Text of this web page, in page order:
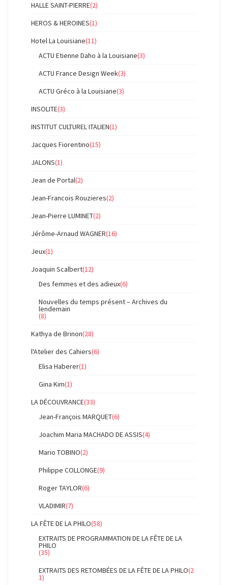
HALLE SAINT-PIERRE(2)
HEROS & HEROINES(1)
Hotel La Louisiane(11)
ACTU Etienne Daho à la Louisiane(3)
ACTU France Design Week(3)
ACTU Gréco à la Louisiane(3)
INSOLITE(3)
INSTITUT CULTUREL ITALIEN(1)
Jacques Fiorentino(15)
JALONS(1)
Jean de Portal(2)
Jean-Francois Rouzieres(2)
Jean-Pierre LUMINET(2)
Jérôme-Arnaud WAGNER(16)
Jeux(1)
Joaquin Scalbert(12)
Des femmes et des adieux(6)
Nouvelles du temps présent – Archives du
lendemain
(8)
Kathya de Brinon(28)
l'Atelier des Cahiers(6)
Elisa Haberer(1)
Gina Kim(1)
LA DÉCOUVRANCE(33)
Jean-François MARQUET(6)
Joachim Maria MACHADO DE ASSIS(4)
Mario TOBINO(2)
Philippe COLLONGE(9)
Roger TAYLOR(6)
VLADIMIR(7)
LA FÊTE DE LA PHILO(58)
EXTRAITS DE PROGRAMMATION DE LA FÊTE DE LA
PHILO
(35)
EXTRAITS DES RETOMBÉES DE LA FÊTE DE LA PHILO(2
1)